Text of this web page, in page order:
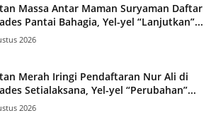
Massa Antar Maman Suryaman Daftar
Pantai Bahagia, Yel-yel “Lanjutkan”...
2026
Merah Iringi Pendaftaran Nur Ali di
Setialaksana, Yel-yel “Perubahan”...
2026